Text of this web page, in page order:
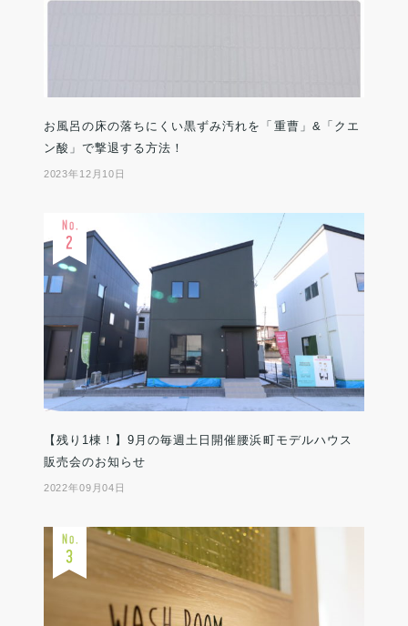
お風呂の床の落ちにくい黒ずみ汚れを「重曹」&「クエ
ン酸」で撃退する方法！
2023年12月10日
【残り1棟！】9月の毎週土日開催腰浜町モデルハウス
販売会のお知らせ
2022年09月04日